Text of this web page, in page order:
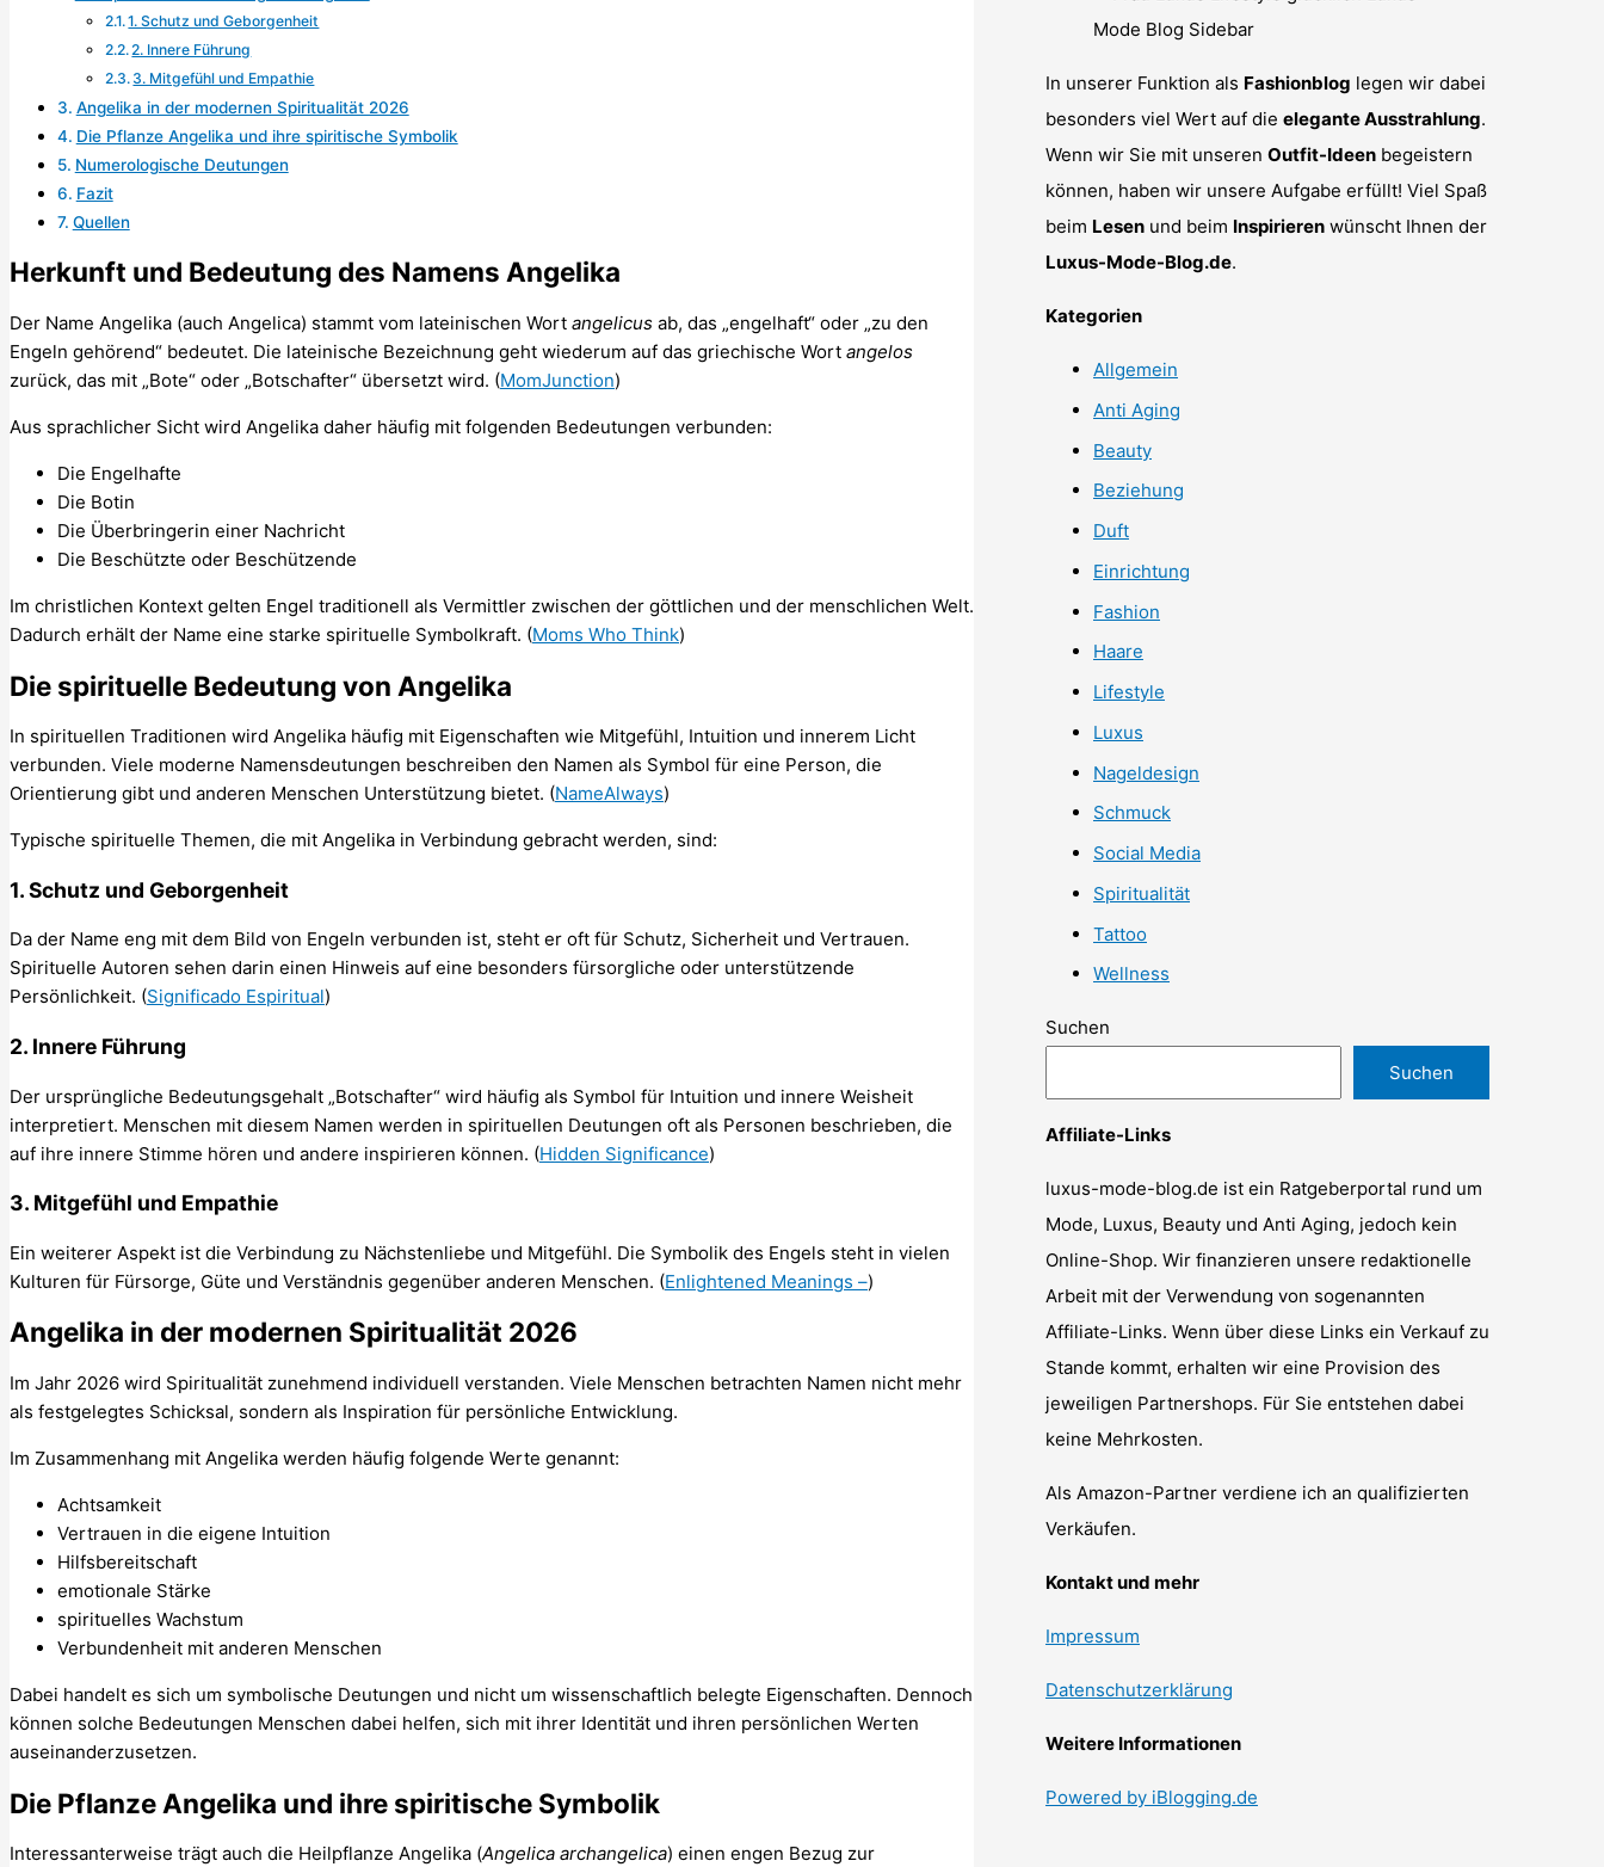
1. Schutz und Geborgenheit
2. Innere Führung
3. Mitgefühl und Empathie
Angelika in der modernen Spiritualität 2026
Die Pflanze Angelika und ihre spiritische Symbolik
Numerologische Deutungen
Fazit
Quellen
Herkunft und Bedeutung des Namens Angelika
Der Name Angelika (auch Angelica) stammt vom lateinischen Wort angelicus ab, das „engelhaft“ oder „zu den
Engeln gehörend“ bedeutet. Die lateinische Bezeichnung geht wiederum auf das griechische Wort angelos
zurück, das mit „Bote“ oder „Botschafter“ übersetzt wird. (MomJunction)
Aus sprachlicher Sicht wird Angelika daher häufig mit folgenden Bedeutungen verbunden:
Die Engelhafte
Die Botin
Die Überbringerin einer Nachricht
Die Beschützte oder Beschützende
Im christlichen Kontext gelten Engel traditionell als Vermittler zwischen der göttlichen und der menschlichen Welt.
Dadurch erhält der Name eine starke spirituelle Symbolkraft. (Moms Who Think)
Die spirituelle Bedeutung von Angelika
In spirituellen Traditionen wird Angelika häufig mit Eigenschaften wie Mitgefühl, Intuition und innerem Licht
verbunden. Viele moderne Namensdeutungen beschreiben den Namen als Symbol für eine Person, die
Orientierung gibt und anderen Menschen Unterstützung bietet. (NameAlways)
Typische spirituelle Themen, die mit Angelika in Verbindung gebracht werden, sind:
1. Schutz und Geborgenheit
Da der Name eng mit dem Bild von Engeln verbunden ist, steht er oft für Schutz, Sicherheit und Vertrauen.
Spirituelle Autoren sehen darin einen Hinweis auf eine besonders fürsorgliche oder unterstützende
Persönlichkeit. (Significado Espiritual)
2. Innere Führung
Der ursprüngliche Bedeutungsgehalt „Botschafter“ wird häufig als Symbol für Intuition und innere Weisheit
interpretiert. Menschen mit diesem Namen werden in spirituellen Deutungen oft als Personen beschrieben, die
auf ihre innere Stimme hören und andere inspirieren können. (Hidden Significance)
3. Mitgefühl und Empathie
Ein weiterer Aspekt ist die Verbindung zu Nächstenliebe und Mitgefühl. Die Symbolik des Engels steht in vielen
Kulturen für Fürsorge, Güte und Verständnis gegenüber anderen Menschen. (Enlightened Meanings –)
Angelika in der modernen Spiritualität 2026
Im Jahr 2026 wird Spiritualität zunehmend individuell verstanden. Viele Menschen betrachten Namen nicht mehr
als festgelegtes Schicksal, sondern als Inspiration für persönliche Entwicklung.
Im Zusammenhang mit Angelika werden häufig folgende Werte genannt:
Achtsamkeit
Vertrauen in die eigene Intuition
Hilfsbereitschaft
emotionale Stärke
spirituelles Wachstum
Verbundenheit mit anderen Menschen
Dabei handelt es sich um symbolische Deutungen und nicht um wissenschaftlich belegte Eigenschaften. Dennoch
können solche Bedeutungen Menschen dabei helfen, sich mit ihrer Identität und ihren persönlichen Werten
auseinanderzusetzen.
Die Pflanze Angelika und ihre spiritische Symbolik
Interessanterweise trägt auch die Heilpflanze Angelika (Angelica archangelica) einen engen Bezug zur
In unserer Funktion als Fashionblog legen wir dabei
besonders viel Wert auf die elegante Ausstrahlung.
Wenn wir Sie mit unseren Outfit-Ideen begeistern
können, haben wir unsere Aufgabe erfüllt! Viel Spaß
beim Lesen und beim Inspirieren wünscht Ihnen der
Luxus-Mode-Blog.de.
Kategorien
Allgemein
Anti Aging
Beauty
Beziehung
Duft
Einrichtung
Fashion
Haare
Lifestyle
Luxus
Nageldesign
Schmuck
Social Media
Spiritualität
Tattoo
Wellness
Suchen
Suchen
Affiliate-Links
luxus-mode-blog.de ist ein Ratgeberportal rund um
Mode, Luxus, Beauty und Anti Aging, jedoch kein
Online-Shop. Wir finanzieren unsere redaktionelle
Arbeit mit der Verwendung von sogenannten
Affiliate-Links. Wenn über diese Links ein Verkauf zu
Stande kommt, erhalten wir eine Provision des
jeweiligen Partnershops. Für Sie entstehen dabei
keine Mehrkosten.
Als Amazon-Partner verdiene ich an qualifizierten
Verkäufen.
Kontakt und mehr
Impressum
Datenschutzerklärung
Weitere Informationen
Powered by iBlogging.de